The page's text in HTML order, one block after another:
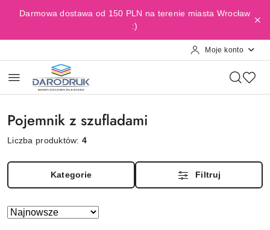
Przejdź do treści głównej
Przejdź do wyszukiwarki
Przejdź do moje konto
Przejdź do menu głównego
Przejdź do stopki
Darmowa dostawa od 150 PLN na terenie miasta Wrocław
:)
Moje konto
Pojemnik z szufladami
Liczba produktów:4
Kategorie Filtruj
Zastosowano
Sortuj